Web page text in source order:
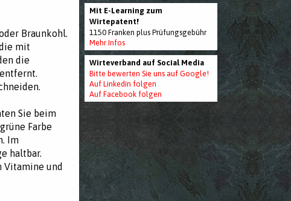
Braunkohl.
mit
die
Sie beim
Farbe
Im
haltbar.
Vitamine und
Mit E-Learning zum
Wirtepatent!
1150 Franken plus Prüfungsgebühr
Mehr Infos
Wirteverband auf Social Media
Bitte bewerten Sie uns auf Google!
Auf Linkedin folgen
Auf Facebook folgen